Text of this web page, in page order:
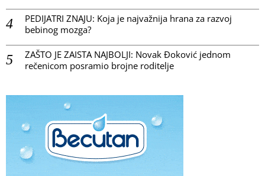
PEDIJATRI ZNAJU: Koja je najvažnija hrana za razvoj
bebinog mozga?
ZAŠTO JE ZAISTA NAJBOLJI: Novak Đoković jednom
rečenicom posramio brojne roditelje